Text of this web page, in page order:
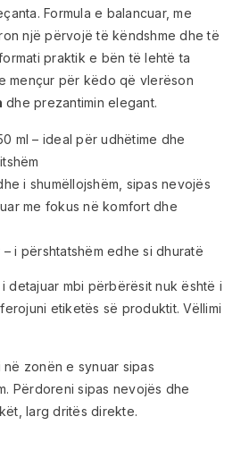
Formula e balancuar, me
një përvojë të këndshme dhe të
praktik e bën të lehtë ta
mençur për këdo që vlerëson
dhe prezantimin elegant.
ml – ideal për udhëtime dhe
i shumëllojshëm, sipas nevojës
me fokus në komfort dhe
– i përshtatshëm edhe si dhuratë
detajuar mbi përbërësit nuk është i
etiketës së produktit. Vëllimi
në zonën e synuar sipas
Përdoreni sipas nevojës dhe
larg dritës direkte.